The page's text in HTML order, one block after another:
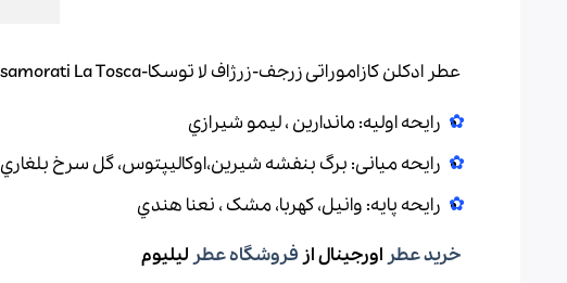
عطر ادکلن کازاموراتی زرجف-زرژاف لا توسکا-Xerjoff Casamorati La Tosca، برای تمام فصول سال به خصوص فصل بهار مناسب می‌باشد.
رایحه اولیه: ماندارين ، ليمو شيرازي
رایحه میانی: برگ بنفشه شيرين،اوکاليپتوس، گل سرخ بلغاري
رایحه پایه: وانيل، کهربا، مشک ، نعنا هندي
خرید عطر اورجینالاز فروشگاه عطر لیلیوم